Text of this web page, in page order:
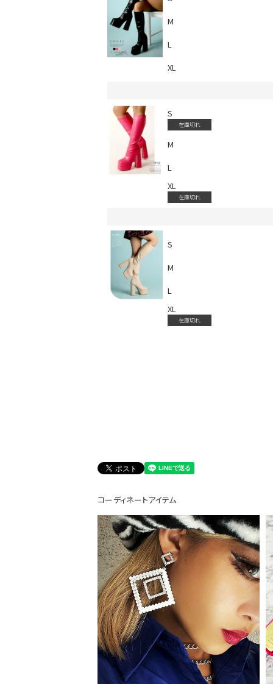
インスタ写真投稿キャンペーン！
会員登録でいつでもお得に
Instagram LIVE items
M
L
XL
S
在庫切れ
M
L
XL
在庫切れ
S
M
L
XL
在庫切れ
コーディネートアイテム